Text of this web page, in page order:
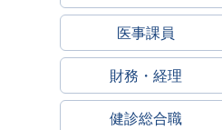
医事課員
財務・経理
健診総合職